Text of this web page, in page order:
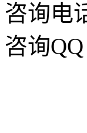
咨询电
咨询QQ